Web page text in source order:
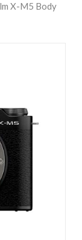
X-M5 Body